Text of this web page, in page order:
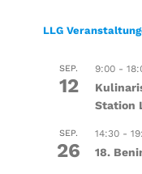
LLG
SEP.
12
9:00-
Station
SEP.
26
14:30-
18.